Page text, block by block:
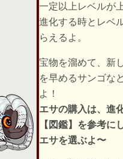
一定以上レベルが
進化する時とレベ
らえるよ。
宝物を溜めて、新
を早めるサンゴな
よ！
エサの購入は、進
【図鑑】を参考に
エサを選ぶよ〜